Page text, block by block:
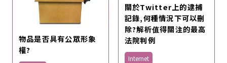
物品是否具有公眾形象
權?
關於Twitter上的逮捕
記錄,何種情況下可以刪
除?解析值得關注的最高
法院判例
Internet